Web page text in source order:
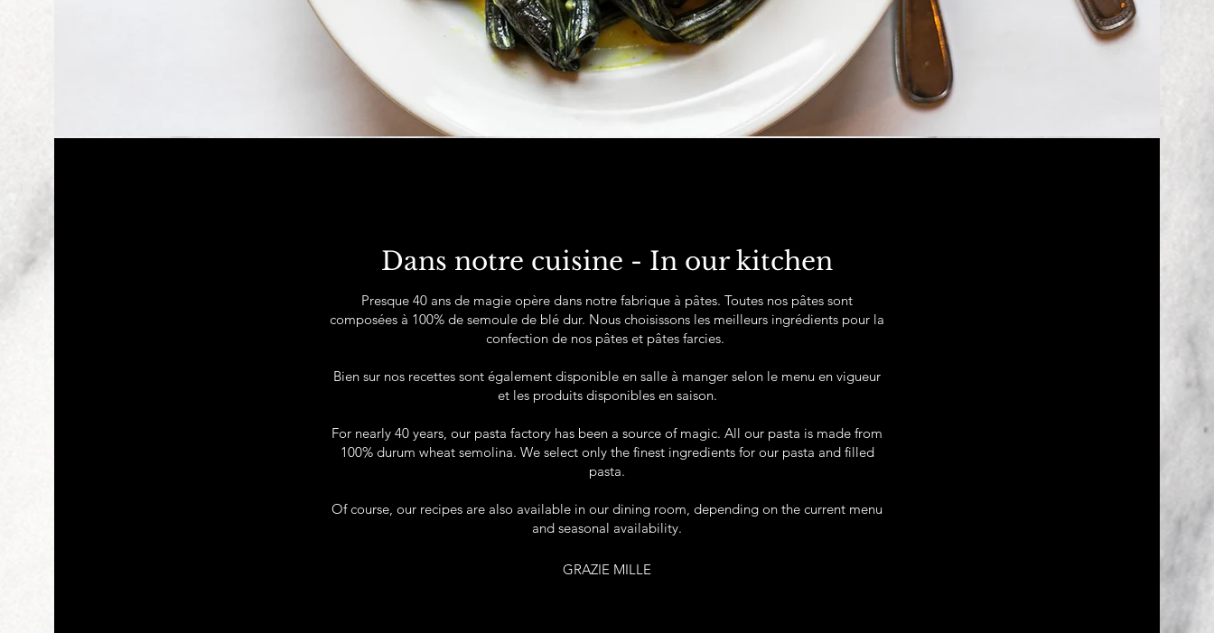
Dans notre cuisine - In our kitchen
Presque 40 ans de magie opère dans notre fabrique à pâtes. Toutes nos pâtes sont
composées à 100% de semoule de blé dur. Nous choisissons les meilleurs ingrédients pour la
confection de nos pâtes et pâtes farcies.
Bien sur nos recettes sont également disponible en salle à manger selon le menu en vigueur
et les produits disponibles en saison.
For nearly 40 years, our pasta factory has been a source of magic. All our pasta is made from
100% durum wheat semolina. We select only the finest ingredients for our pasta and filled
pasta.
Of course, our recipes are also available in our dining room, depending on the current menu
and seasonal availability.
GRAZIE MILLE